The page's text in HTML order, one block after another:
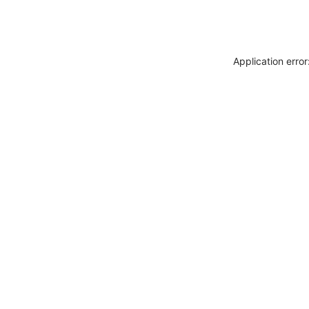
Application